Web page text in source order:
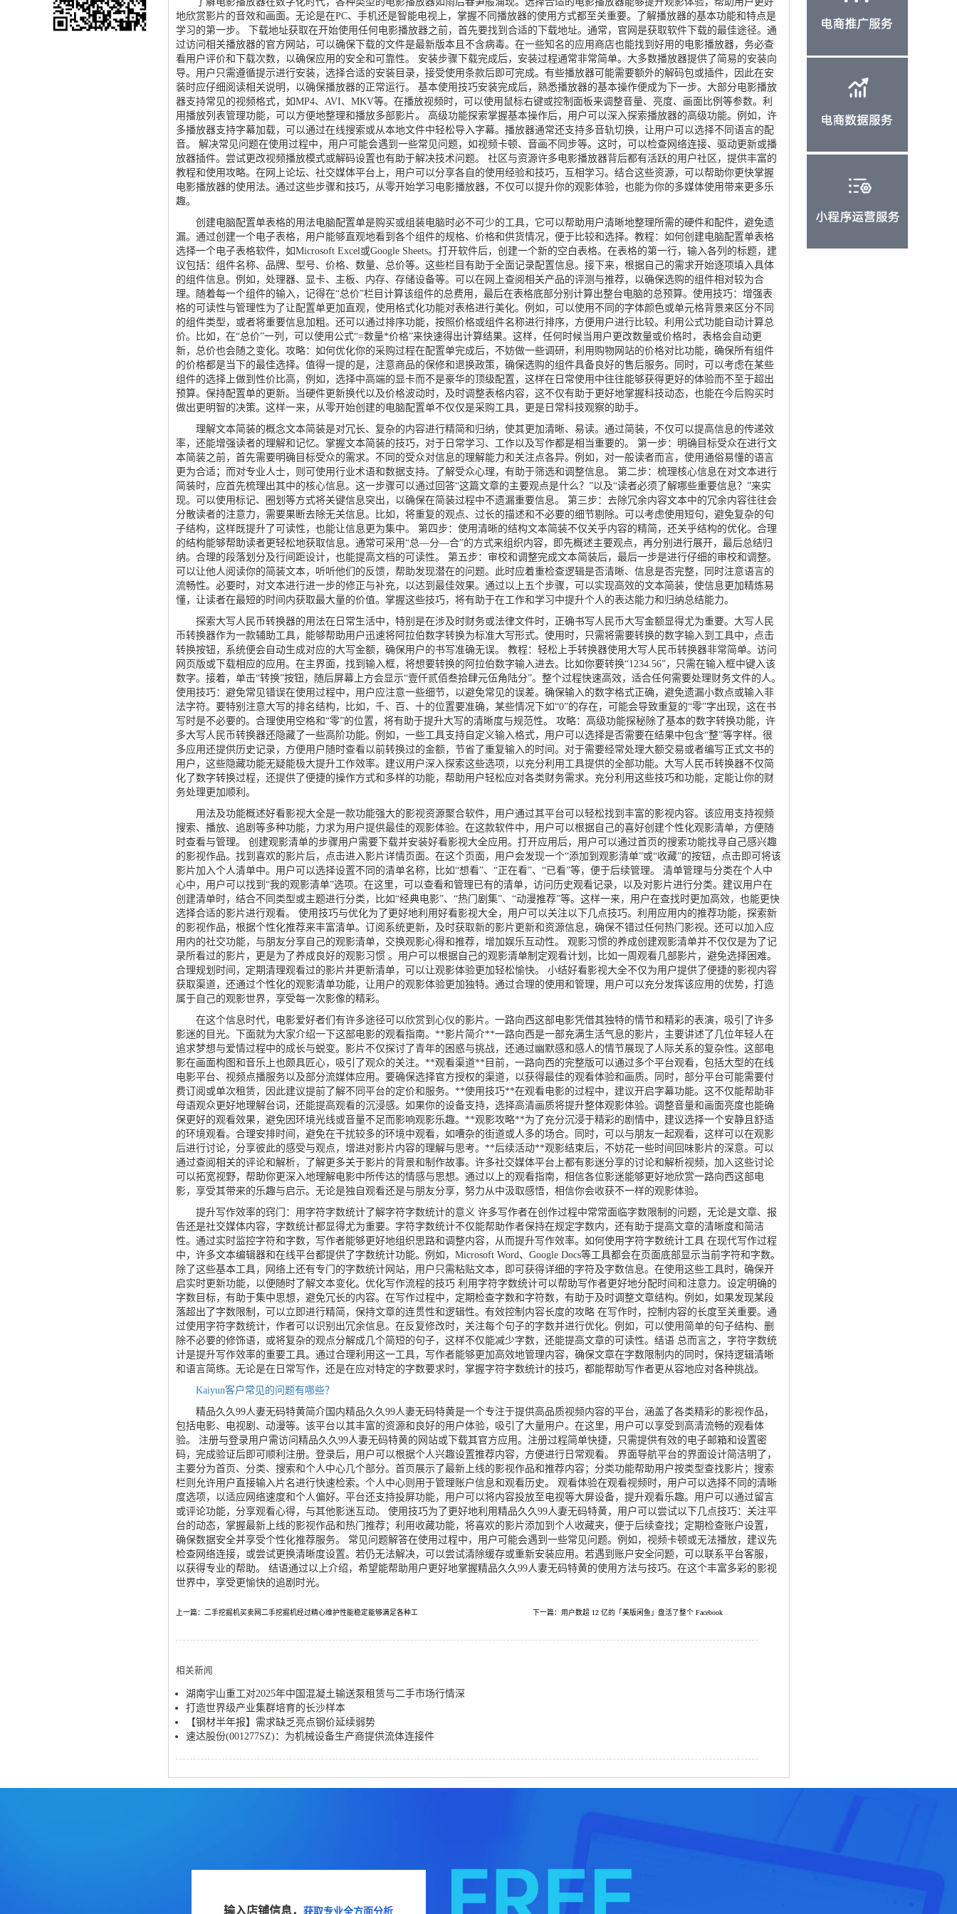
地欣赏影片的音效和画面。无论是在PC、手机还是智能电视上，掌握不同播放器的使用方式都至关重要。了解播放器的基本功能和特点是
学习的第一步。 下载地址获取在开始使用任何电影播放器之前，首先要找到合适的下载地址。通常，官网是获取软件下载的最佳途径。通
过访问相关播放器的官方网站，可以确保下载的文件是最新版本且不含病毒。在一些知名的应用商店也能找到好用的电影播放器，务必查
看用户评价和下载次数，以确保应用的安全和可靠性。 安装步骤下载完成后，安装过程通常非常简单。大多数播放器提供了简易的安装向
导。用户只需遵循提示进行安装，选择合适的安装目录，接受使用条款后即可完成。有些播放器可能需要额外的解码包或插件，因此在安
装时应仔细阅读相关说明，以确保播放器的正常运行。 基本使用技巧安装完成后，熟悉播放器的基本操作便成为下一步。大部分电影播放
器支持常见的视频格式，如MP4、AVI、MKV等。在播放视频时，可以使用鼠标右键或控制面板来调整音量、亮度、画面比例等参数。利
用播放列表管理功能，可以方便地整理和播放多部影片。 高级功能探索掌握基本操作后，用户可以深入探索播放器的高级功能。例如，许
多播放器支持字幕加载，可以通过在线搜索或从本地文件中轻松导入字幕。播放器通常还支持多音轨切换，让用户可以选择不同语言的配
音。 解决常见问题在使用过程中，用户可能会遇到一些常见问题，如视频卡顿、音画不同步等。这时，可以检查网络连接、驱动更新或播
放器插件。尝试更改视频播放模式或解码设置也有助于解决技术问题。 社区与资源许多电影播放器背后都有活跃的用户社区，提供丰富的
教程和使用攻略。在网上论坛、社交媒体平台上，用户可以分享各自的使用经验和技巧，互相学习。结合这些资源，可以帮助你更快掌握
电影播放器的使用法。通过这些步骤和技巧，从零开始学习电影播放器，不仅可以提升你的观影体验，也能为你的多媒体使用带来更多乐
趣。
创建电脑配置单表格的用法电脑配置单是购买或组装电脑时必不可少的工具，它可以帮助用户清晰地整理所需的硬件和配件，避免遗
漏。通过创建一个电子表格，用户能够直观地看到各个组件的规格、价格和供货情况，便于比较和选择。教程：如何创建电脑配置单表格
选择一个电子表格软件，如Microsoft Excel或Google Sheets。打开软件后，创建一个新的空白表格。在表格的第一行，输入各列的标题，建
议包括：组件名称、品牌、型号、价格、数量、总价等。这些栏目有助于全面记录配置信息。接下来，根据自己的需求开始逐项填入具体
的组件信息。例如，处理器、显卡、主板、内存、存储设备等。可以在网上查阅相关产品的评测与推荐，以确保选购的组件相对较为合
理。随着每一个组件的输入，记得在“总价”栏目计算该组件的总费用，最后在表格底部分别计算出整台电脑的总预算。使用技巧：增强表
格的可读性与管理性为了让配置单更加直观，使用格式化功能对表格进行美化。例如，可以使用不同的字体颜色或单元格背景来区分不同
的组件类型，或者将重要信息加粗。还可以通过排序功能，按照价格或组件名称进行排序，方便用户进行比较。利用公式功能自动计算总
价。比如，在“总价”一列，可以使用公式“=数量*价格”来快速得出计算结果。这样，任何时候当用户更改数量或价格时，表格会自动更
新，总价也会随之变化。攻略：如何优化你的采购过程在配置单完成后，不妨做一些调研，利用购物网站的价格对比功能，确保所有组件
的价格都是当下的最佳选择。值得一提的是，注意商品的保修和退换政策，确保选购的组件具备良好的售后服务。同时，可以考虑在某些
组件的选择上做到性价比高，例如，选择中高端的显卡而不是豪华的顶级配置，这样在日常使用中往往能够获得更好的体验而不至于超出
预算。保持配置单的更新。当硬件更新换代以及价格波动时，及时调整表格内容，这不仅有助于更好地掌握科技动态，也能在今后购买时
做出更明智的决策。这样一来，从零开始创建的电脑配置单不仅仅是采购工具，更是日常科技观察的助手。
理解文本简装的概念文本简装是对冗长、复杂的内容进行精简和归纳，使其更加清晰、易读。通过简装，不仅可以提高信息的传递效
率，还能增强读者的理解和记忆。掌握文本简装的技巧，对于日常学习、工作以及写作都是相当重要的。 第一步：明确目标受众在进行文
本简装之前，首先需要明确目标受众的需求。不同的受众对信息的理解能力和关注点各异。例如，对一般读者而言，使用通俗易懂的语言
更为合适；而对专业人士，则可使用行业术语和数据支持。了解受众心理，有助于筛选和调整信息。 第二步：梳理核心信息在对文本进行
简装时，应首先梳理出其中的核心信息。这一步骤可以通过回答“这篇文章的主要观点是什么？”以及“读者必须了解哪些重要信息？”来实
现。可以使用标记、圈划等方式将关键信息突出，以确保在简装过程中不遗漏重要信息。 第三步：去除冗余内容文本中的冗余内容往往会
分散读者的注意力，需要果断去除无关信息。比如，将重复的观点、过长的描述和不必要的细节剔除。可以考虑使用短句，避免复杂的句
子结构，这样既提升了可读性，也能让信息更为集中。 第四步：使用清晰的结构文本简装不仅关乎内容的精简，还关乎结构的优化。合理
的结构能够帮助读者更轻松地获取信息。通常可采用“总—分—合”的方式来组织内容，即先概述主要观点，再分别进行展开，最后总结归
纳。合理的段落划分及行间距设计，也能提高文档的可读性。 第五步：审校和调整完成文本简装后，最后一步是进行仔细的审校和调整。
可以让他人阅读你的简装文本，听听他们的反馈，帮助发现潜在的问题。此时应着重检查逻辑是否清晰、信息是否完整，同时注意语言的
流畅性。必要时，对文本进行进一步的修正与补充，以达到最佳效果。通过以上五个步骤，可以实现高效的文本简装，使信息更加精炼易
懂，让读者在最短的时间内获取最大量的价值。掌握这些技巧，将有助于在工作和学习中提升个人的表达能力和归纳总结能力。
探索大写人民币转换器的用法在日常生活中，特别是在涉及时财务或法律文件时，正确书写人民币大写金额显得尤为重要。大写人民
币转换器作为一款辅助工具，能够帮助用户迅速将阿拉伯数字转换为标准大写形式。使用时，只需将需要转换的数字输入到工具中，点击
转换按钮，系统便会自动生成对应的大写金额，确保用户的书写准确无误。 教程：轻松上手转换器使用大写人民币转换器非常简单。访问
网页版或下载相应的应用。在主界面，找到输入框，将想要转换的阿拉伯数字输入进去。比如你要转换“1234.56”，只需在输入框中键入该
数字。接着，单击“转换”按钮，随后屏幕上方会显示“壹仟贰佰叁拾肆元伍角陆分”。整个过程快速高效，适合任何需要处理财务文件的人。
使用技巧：避免常见错误在使用过程中，用户应注意一些细节，以避免常见的误差。确保输入的数字格式正确，避免遗漏小数点或输入非
法字符。要特别注意大写的排名结构，比如，千、百、十的位置要准确，某些情况下如“0”的存在，可能会导致重复的“零”字出现，这在书
写时是不必要的。合理使用空格和“零”的位置，将有助于提升大写的清晰度与规范性。 攻略：高级功能探秘除了基本的数字转换功能，许
多大写人民币转换器还隐藏了一些高阶功能。例如，一些工具支持自定义输入格式，用户可以选择是否需要在结果中包含“整”等字样。很
多应用还提供历史记录，方便用户随时查看以前转换过的金额，节省了重复输入的时间。对于需要经常处理大额交易或者编写正式文书的
用户，这些隐藏功能无疑能极大提升工作效率。建议用户深入探索这些选项，以充分利用工具提供的全部功能。大写人民币转换器不仅简
化了数字转换过程，还提供了便捷的操作方式和多样的功能，帮助用户轻松应对各类财务需求。充分利用这些技巧和功能，定能让你的财
务处理更加顺利。
用法及功能概述好看影视大全是一款功能强大的影视资源聚合软件，用户通过其平台可以轻松找到丰富的影视内容。该应用支持视频
搜索、播放、追剧等多种功能，力求为用户提供最佳的观影体验。在这款软件中，用户可以根据自己的喜好创建个性化观影清单，方便随
时查看与管理。 创建观影清单的步骤用户需要下载并安装好看影视大全应用。打开应用后，用户可以通过首页的搜索功能找寻自己感兴趣
的影视作品。找到喜欢的影片后，点击进入影片详情页面。在这个页面，用户会发现一个“添加到观影清单”或“收藏”的按钮，点击即可将该
影片加入个人清单中。用户可以选择设置不同的清单名称，比如“想看”、“正在看”、“已看”等，便于后续管理。 清单管理与分类在个人中
心中，用户可以找到“我的观影清单”选项。在这里，可以查看和管理已有的清单，访问历史观看记录，以及对影片进行分类。建议用户在
创建清单时，结合不同类型或主题进行分类，比如“经典电影”、“热门剧集”、“动漫推荐”等。这样一来，用户在查找时更加高效，也能更快
选择合适的影片进行观看。 使用技巧与优化为了更好地利用好看影视大全，用户可以关注以下几点技巧。利用应用内的推荐功能，探索新
的影视作品，根据个性化推荐来丰富清单。订阅系统更新，及时获取新的影片更新和资源信息，确保不错过任何热门影视。还可以加入应
用内的社交功能，与朋友分享自己的观影清单，交换观影心得和推荐，增加娱乐互动性。 观影习惯的养成创建观影清单并不仅仅是为了记
录所看过的影片，更是为了养成良好的观影习惯 。用户可以根据自己的观影清单制定观看计划，比如一周观看几部影片，避免选择困难。
合理规划时间，定期清理观看过的影片并更新清单，可以让观影体验更加轻松愉快。 小结好看影视大全不仅为用户提供了便捷的影视内容
获取渠道，还通过个性化的观影清单功能，让用户的观影体验更加独特。通过合理的使用和管理，用户可以充分发挥该应用的优势，打造
属于自己的观影世界，享受每一次影像的精彩。
在这个信息时代，电影爱好者们有许多途径可以欣赏到心仪的影片。一路向西这部电影凭借其独特的情节和精彩的表演，吸引了许多
影迷的目光。下面就为大家介绍一下这部电影的观看指南。**影片简介**一路向西是一部充满生活气息的影片，主要讲述了几位年轻人在
追求梦想与爱情过程中的成长与蜕变。影片不仅探讨了青年的困惑与挑战，还通过幽默感和感人的情节展现了人际关系的复杂性。这部电
影在画面构图和音乐上也颇具匠心，吸引了观众的关注。**观看渠道**目前，一路向西的完整版可以通过多个平台观看，包括大型的在线
电影平台、视频点播服务以及部分流媒体应用。要确保选择官方授权的渠道，以获得最佳的观看体验和画质。同时，部分平台可能需要付
费订阅或单次租赁，因此建议提前了解不同平台的定价和服务。**使用技巧**在观看电影的过程中，建议开启字幕功能。这不仅能帮助非
母语观众更好地理解台词，还能提高观看的沉浸感。如果你的设备支持，选择高清画质将提升整体观影体验。调整音量和画面亮度也能确
保更好的观看效果，避免因环境光线或音量不足而影响观影乐趣。**观影攻略**为了充分沉浸于精彩的剧情中，建议选择一个安静且舒适
的环境观看。合理安排时间，避免在干扰较多的环境中观看，如嘈杂的街道或人多的场合。同时，可以与朋友一起观看，这样可以在观影
后进行讨论，分享彼此的感受与观点，增进对影片内容的理解与思考。**后续活动**观影结束后，不妨花一些时间回味影片的深意。可以
通过查阅相关的评论和解析，了解更多关于影片的背景和制作故事。许多社交媒体平台上都有影迷分享的讨论和解析视频，加入这些讨论
可以拓宽视野，帮助你更深入地理解电影中所传达的情感与思想。通过以上的观看指南，相信各位影迷能够更好地欣赏一路向西这部电
影，享受其带来的乐趣与启示。无论是独自观看还是与朋友分享，努力从中汲取感悟，相信你会收获不一样的观影体验。
提升写作效率的窍门：用字符字数统计了解字符字数统计的意义 许多写作者在创作过程中常常面临字数限制的问题，无论是文章、报
告还是社交媒体内容，字数统计都显得尤为重要。字符字数统计不仅能帮助作者保持在规定字数内，还有助于提高文章的清晰度和简洁
性。通过实时监控字符和字数，写作者能够更好地组织思路和调整内容，从而提升写作效率。如何使用字符字数统计工具 在现代写作过程
中，许多文本编辑器和在线平台都提供了字数统计功能。例如，Microsoft Word、Google Docs等工具都会在页面底部显示当前字符和字数。
除了这些基本工具，网络上还有专门的字数统计网站，用户只需粘贴文本，即可获得详细的字符及字数信息。在使用这些工具时，确保开
启实时更新功能，以便随时了解文本变化。优化写作流程的技巧 利用字符字数统计可以帮助写作者更好地分配时间和注意力。设定明确的
字数目标，有助于集中思想，避免冗长的内容。在写作过程中，定期检查字数和字符数，有助于及时调整文章结构。例如，如果发现某段
落超出了字数限制，可以立即进行精简，保持文章的连贯性和逻辑性。有效控制内容长度的攻略 在写作时，控制内容的长度至关重要。通
过使用字符字数统计，作者可以识别出冗余信息。在反复修改时，关注每个句子的字数并进行优化。例如，可以使用简单的句子结构、删
除不必要的修饰语，或将复杂的观点分解成几个简短的句子，这样不仅能减少字数，还能提高文章的可读性。结语 总而言之，字符字数统
计是提升写作效率的重要工具。通过合理利用这一工具，写作者能够更加高效地管理内容，确保文章在字数限制内的同时，保持逻辑清晰
和语言简练。无论是在日常写作，还是在应对特定的字数要求时，掌握字符字数统计的技巧，都能帮助写作者更从容地应对各种挑战。
Kaiyun客户常见的问题有哪些？
精品久久99人妻无码特黄简介国内精品久久99人妻无码特黄是一个专注于提供高品质视频内容的平台，涵盖了各类精彩的影视作品，
包括电影、电视剧、动漫等。该平台以其丰富的资源和良好的用户体验，吸引了大量用户。在这里，用户可以享受到高清流畅的观看体
验。 注册与登录用户需访问精品久久99人妻无码特黄的网站或下载其官方应用。注册过程简单快捷，只需提供有效的电子邮箱和设置密
码，完成验证后即可顺利注册。登录后，用户可以根据个人兴趣设置推荐内容，方便进行日常观看。 界面导航平台的界面设计简洁明了，
主要分为首页、分类、搜索和个人中心几个部分。首页展示了最新上线的影视作品和推荐内容；分类功能帮助用户按类型查找影片；搜索
栏则允许用户直接输入片名进行快速检索。个人中心则用于管理账户信息和观看历史。 观看体验在观看视频时，用户可以选择不同的清晰
度选项，以适应网络速度和个人偏好。平台还支持投屏功能，用户可以将内容投放至电视等大屏设备，提升观看乐趣。用户可以通过留言
或评论功能，分享观看心得，与其他影迷互动。 使用技巧为了更好地利用精品久久99人妻无码特黄，用户可以尝试以下几点技巧：关注平
台的动态，掌握最新上线的影视作品和热门推荐；利用收藏功能，将喜欢的影片添加到个人收藏夹，便于后续查找；定期检查账户设置，
确保数据安全并享受个性化推荐服务。 常见问题解答在使用过程中，用户可能会遇到一些常见问题。例如，视频卡顿或无法播放，建议先
检查网络连接，或尝试更换清晰度设置。若仍无法解决，可以尝试清除缓存或重新安装应用。若遇到账户安全问题，可以联系平台客服，
以获得专业的帮助。 结语通过以上介绍，希望能帮助用户更好地掌握精品久久99人妻无码特黄的使用方法与技巧。在这个丰富多彩的影视
世界中，享受更愉快的追剧时光。
上一篇：二手挖掘机买卖网二手挖掘机经过精心维护性能稳定能够满足各种工 下一篇：用户数超 12 亿的「美版闲鱼」盘活了整个 Facebook
相关新闻
湖南宇山重工对2025年中国混凝土输送泵租赁与二手市场行情深
打造世界级产业集群培育的长沙样本
【钢材半年报】需求缺乏亮点钢价延续弱势
速达股份(001277SZ)：为机械设备生产商提供流体连接件
输入店铺信息，获取专业全方面分析